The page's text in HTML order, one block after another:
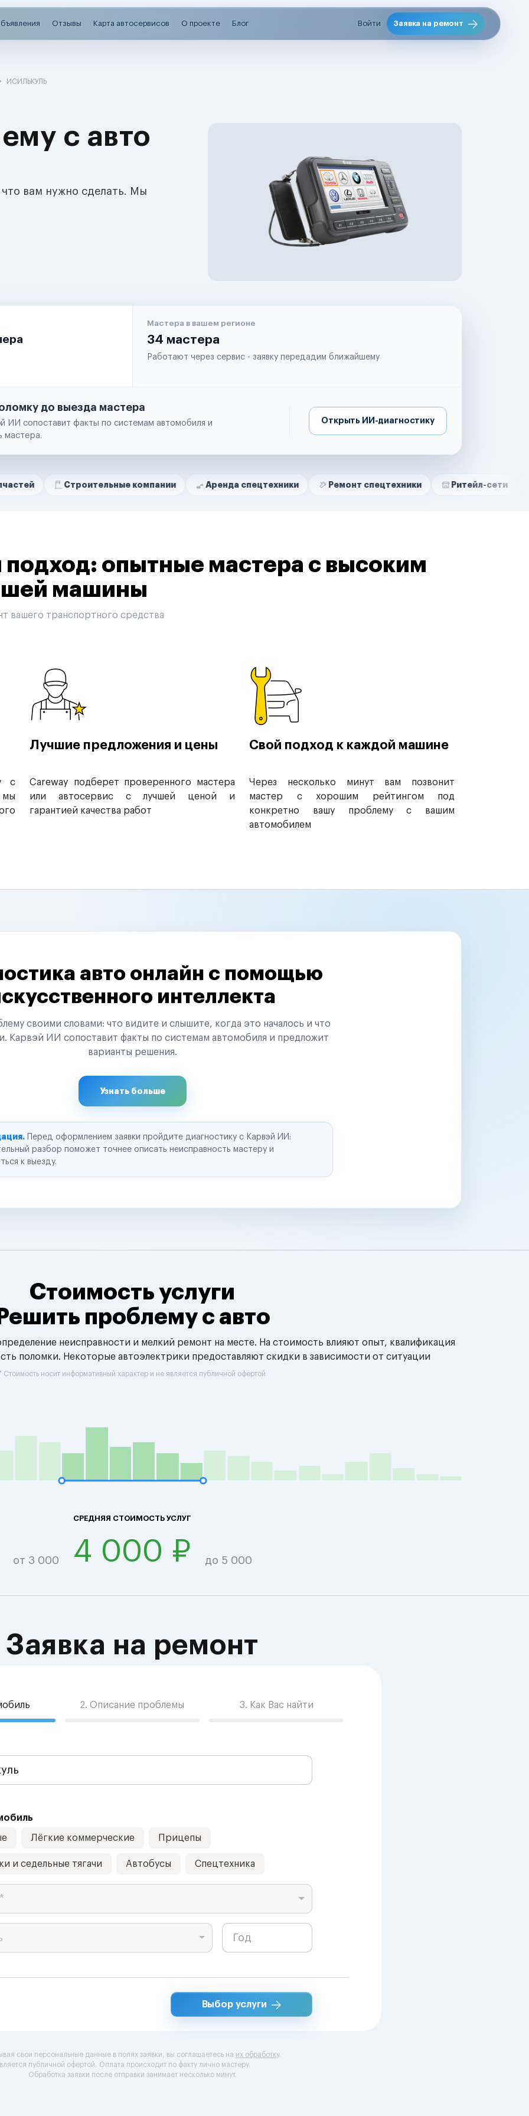
Отзывы Карта автосервисов О проекте Блог Войти Заявка на ремонт
ИСИЛЬКУЛЬ
с авто
вам нужно сделать. Мы
Мастера в вашем регионе
34 мастера
Работают через сервис - заявку передадим ближайшему
до выезда мастера
ИИ сопоставит факты по системам автомобиля и
мастера.
Открыть ИИ-диагностику
Строительные компании Аренда спецтехники Ремонт спецтехники Ритейл-сети
опытные мастера с высоким
машины
вашего транспортного средства
с
мы
Лучшие предложения и цены
Careway подберет проверенного мастера
или автосервис с лучшей ценой и
гарантией качества работ
Свой подход к каждой машине
Через несколько минут вам позвонит
мастер с хорошим рейтингом под
конкретно вашу проблему с вашим
автомобилем
авто онлайн с помощью
интеллекта
своими словами: что видите и слышите, когда это началось и что
Карвэй ИИ сопоставит факты по системам автомобиля и предложит
варианты решения.
Узнать больше
Перед оформлением заявки пройдите диагностику с Карвэй ИИ:
разбор поможет точнее описать неисправность мастеру и
к выезду.
Стоимость услуги
Решить проблему с авто
неисправности и мелкий ремонт на месте. На стоимость влияют опыт, квалификация
поломки. Некоторые автоэлектрики предоставляют скидки в зависимости от ситуации
Стоимость носит информативный характер и не является публичной офертой
СРЕДНЯЯ СТОИМОСТЬ УСЛУГ
от 3 000 4 000 ₽ до 5 000
Заявка на ремонт
2. Описание проблемы 3. Как Вас найти
Лёгкие коммерческие Прицепы
и седельные тягачи Автобусы Спецтехника
Выбор услуги
свои персональные данные в полях заявки, вы соглашаетесь на их обработку.
публичной офертой. Оплата происходит по факту лично мастеру.
Обработка заявки после отправки занимает несколько минут.